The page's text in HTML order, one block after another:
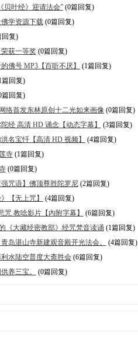
贝叶经》迎请法会”(0篇回复)
佛学资源下载(0篇回复)
复)
获一等奖 (0篇回复)
佛号 MP3【百听不厌】
(1篇回复)
回复)
篇回复)
络首发东林原创十二光如来画像(0篇回复)
经 高清 HD 诵念【动态字幕】
(3篇回复)
名宝忏【高清 HD 视频】
(4篇回复)
寺(1篇回复)
(0篇回复)
强咒语】佛顶尊胜陀罗尼(2篇回复)
【无上咒】
(4篇回复)
咒 教唸影片【內附字幕】
(6篇回复)
《大藏经密教部》经咒梵音读诵 (1篇回复)
岛湛山寺新建观音殿开光法会。
(4篇回复)
水陆空普度大斋胜会(6篇回复)
养三宝。
(0篇回复)